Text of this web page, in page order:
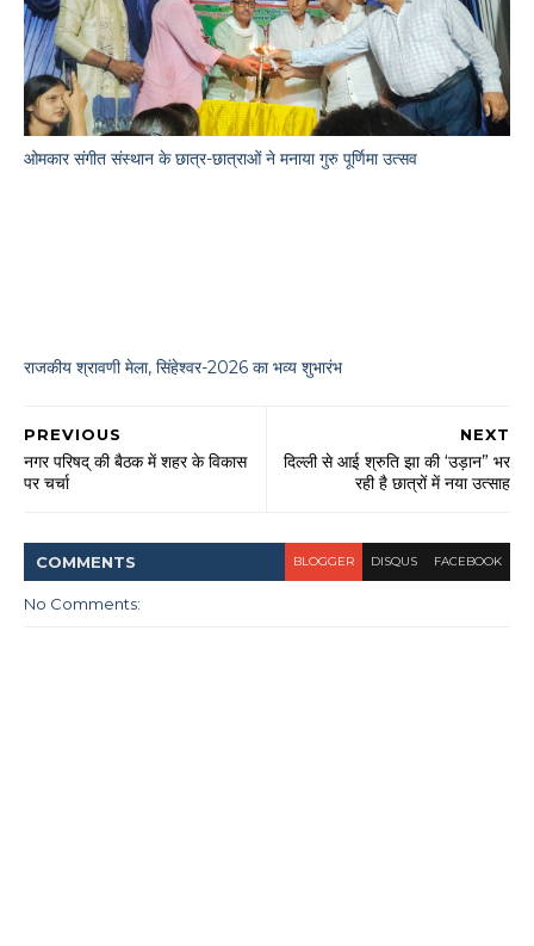
ओमकार संगीत संस्थान के छात्र-छात्राओं ने मनाया गुरु पूर्णिमा उत्सव
राजकीय श्रावणी मेला, सिंहेश्वर-2026 का भव्य शुभारंभ
NEXT
दिल्ली से आई श्रुति झा की ‘उड़ान” भर
रही है छात्रों में नया उत्साह
PREVIOUS
नगर परिषद् की बैठक में शहर के विकास
पर चर्चा
COMMENTS BLOGGER DISQUS FACEBOOK
No Comments: